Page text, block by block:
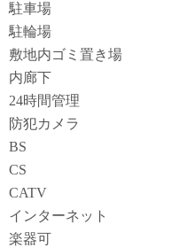
駐車場
駐輪場
敷地内ゴミ置き場
内廊下
24時間管理
防犯カメラ
BS
CS
CATV
インターネット
楽器可